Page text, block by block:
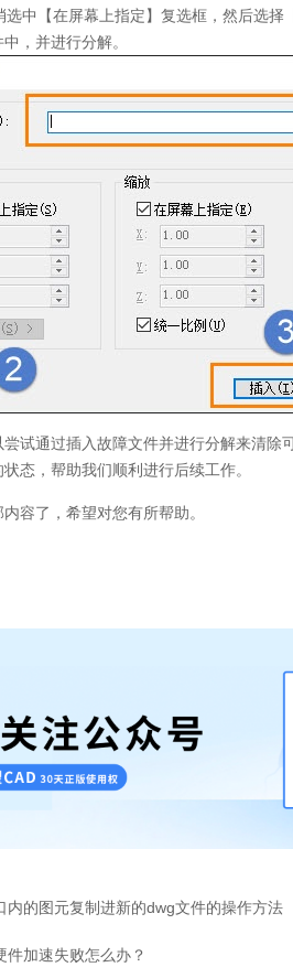
选中【在屏幕上指定】复选框，然后选
，并进行分解。
试通过插入故障文件并进行分解来清除
态，帮助我们顺利进行后续工作。
容了，希望对您有所帮助。
内的图元复制进新的dwg文件的操作方法
件加速失败怎么办？